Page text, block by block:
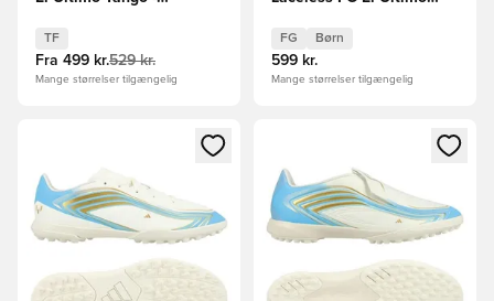
TF
Fra 499 kr.529 kr.
Mange størrelser tilgængelig
FG Børn
599 kr.
Mange størrelser tilgængelig
Åbner en Modal til at logge ind eller tilmelde dig som
Åbner en Modal til at logge